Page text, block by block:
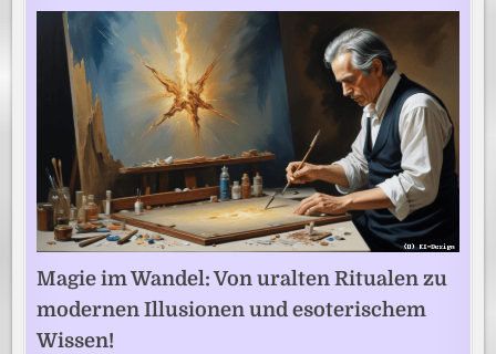
Magie im Wandel: Von uralten Ritualen zu
modernen Illusionen und esoterischem
Wissen!